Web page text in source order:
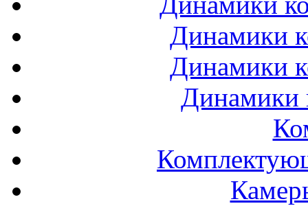
Динамики
Динамики
Динамики